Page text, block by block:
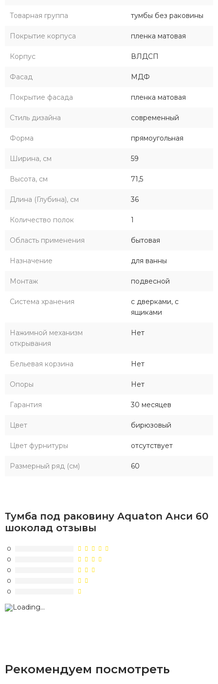
Товарная группа тумбы без раковины
Покрытие корпуса пленка матовая
Корпус ВЛДСП
Фасад МДФ
Покрытие фасада пленка матовая
Стиль дизайна современный
Форма прямоугольная
Ширина, см 59
Высота, см 71,5
Длина (Глубина), см 36
Количество полок 1
Область применения бытовая
Назначение для ванны
Монтаж подвесной
Система хранения
с дверками, с
ящиками
Нажимной механизм
открывания
Нет
Бельевая корзина Нет
Опоры Нет
Гарантия 30 месяцев
Цвет бирюзовый
Цвет фурнитуры отсутствует
Размерный ряд (см) 60
Тумба под раковину Aquaton Анси 60
шоколад отзывы
0
0
0
0
0
Рекомендуем посмотреть